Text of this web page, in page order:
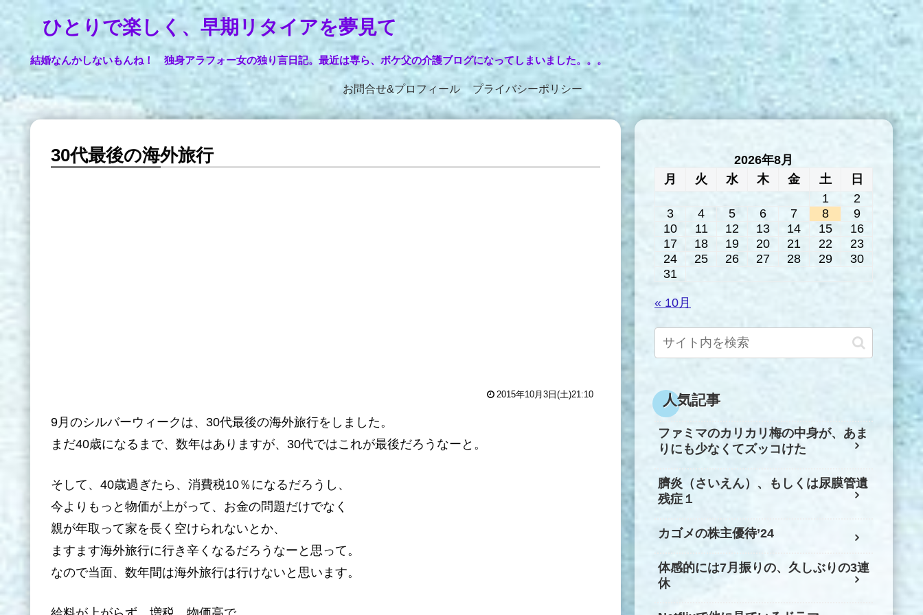
ひとりで楽しく、早期リタイアを夢見て
結婚なんかしないもんね！ 独身アラフォー女の独り言日記。最近は専ら、ボケ父の介護ブログになってしまいました。。。
お問合せ&プロフィールプライバシーポリシー
30代最後の海外旅行
2015年10月3日(土)21:10
9月のシルバーウィークは、30代最後の海外旅行をしました。
まだ40歳になるまで、数年はありますが、30代ではこれが最後だろうなーと。
そして、40歳過ぎたら、消費税10％になるだろうし、
今よりもっと物価が上がって、お金の問題だけでなく
親が年取って家を長く空けられないとか、
ますます海外旅行に行き辛くなるだろうなーと思って。
なので当面、数年間は海外旅行は行けないと思います。
2026年8月
月
火 水 木 金 土
日
1
2
3
4 5 6 7 8
9
10
11 12 13 14 15
16
17
18 19 20 21 22
23
24
25 26 27 28 29
30
31
« 10月
人気記事
ファミマのカリカリ梅の中身が、あま
りにも少なくてズッコけた
臍炎（さいえん）、もしくは尿膜管遺
残症１
カゴメの株主優待’24
体感的には7月振りの、久しぶりの3連
休